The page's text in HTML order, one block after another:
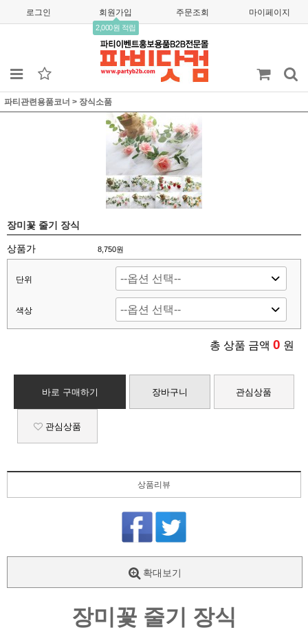
로그인 회원가입
2,000원 적립
주문조회 마이페이지
파티관련용품코너 > 장식소품
장미꽃 줄기 장식
상품가 8,750원
단위
색상
총 상품 금액 0 원
바로 구매하기 장바구니 관심상품
관심상품
상품리뷰
확대보기
장미꽃 줄기 장식